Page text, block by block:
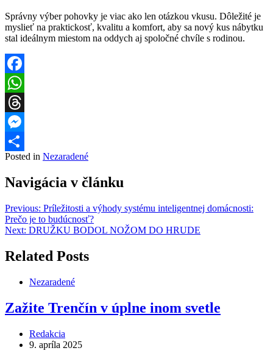
Správny výber pohovky je viac ako len otázkou vkusu. Dôležité je
myslieť na praktickosť, kvalitu a komfort, aby sa nový kus nábytku
stal ideálnym miestom na oddych aj spoločné chvíle s rodinou.
Facebook
WhatsApp
Threads
Messenger
Share
Posted in Nezaradené
Navigácia v článku
Previous: Príležitosti a výhody systému inteligentnej domácnosti:
Prečo je to budúcnosť?
Next: DRUŽKU BODOL NOŽOM DO HRUDE
Related Posts
Nezaradené
Zažite Trenčín v úplne inom svetle
Redakcia
9. apríla 2025